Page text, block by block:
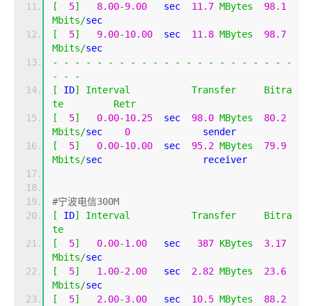
[
5] 8.00-9.00
   sec
11.7 MBytes
98.1
Mbits/sec
[
5] 9.00-10.00
  sec
11.8 MBytes
98.7
Mbits/sec
-
- - - - - - - - - - - - - - - - - - - -
-
-
-
-
[
ID] Interval Transfer
Bitra
te
Retr
[
5] 0.00-10.25
  sec
98.0 MBytes
80.2
Mbits/sec 0
             sender
[
5] 0.00-10.00
  sec
95.2 MBytes
79.9
Mbits/sec                  receiver
#宁波电信300M
[
ID] Interval Transfer
Bitra
te
[
5] 0.00-1.00
   sec
387 KBytes
3.17
Mbits/sec
[
5] 1.00-2.00
   sec
2.82 MBytes
23.6
Mbits/sec
[
5] 2.00-3.00
   sec
10.5 MBytes
88.2